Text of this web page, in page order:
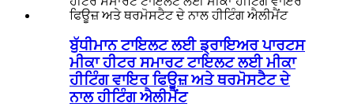
ਬੁੱਧੀਮਾਨ ਟਾਇਲਟ ਲਈ ਡ੍ਰਾਇਅਰ ਪਾਰਟਸ
ਮੀਕਾ ਹੀਟਰ ਸਮਾਰਟ ਟਾਇਲਟ ਲਈ ਮੀਕਾ
ਹੀਟਿੰਗ ਵਾਇਰ ਫਿਊਜ਼ ਅਤੇ ਥਰਮੋਸਟੈਟ ਦੇ
ਨਾਲ ਹੀਟਿੰਗ ਐਲੀਮੈਂਟ